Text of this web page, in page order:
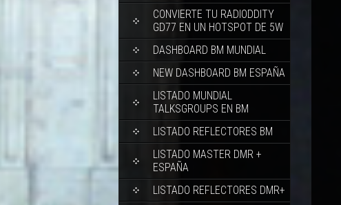
CONVIERTE TU RADIODDITY
GD77 EN UN HOTSPOT DE 5W
DASHBOARD BM MUNDIAL
NEW DASHBOARD BM ESPAÑA
LISTADO MUNDIAL
TALKSGROUPS EN BM
LISTADO REFLECTORES BM
LISTADO MASTER DMR +
ESPAÑA
LISTADO REFLECTORES DMR+